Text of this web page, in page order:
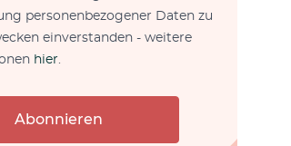
personenbezogener Daten zu
einverstanden - weitere
hier.
Abonnieren